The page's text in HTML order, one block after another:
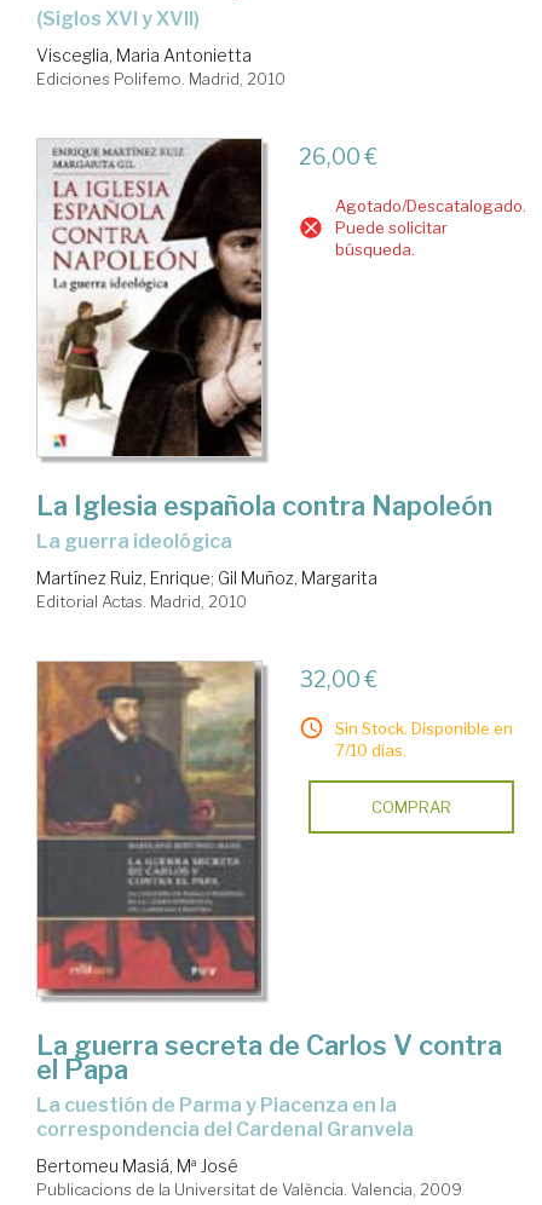
(siglos XVI y XVII)
Visceglia, Maria Antonietta
Ediciones Polifemo. Madrid, 2010
26,00 €
Agotado/Descatalogado.
Puede solicitar
búsqueda.
La Iglesia española contra Napoleón
la guerra ideológica
Martínez Ruiz, Enrique; Gil Muñoz, Margarita
Editorial Actas. Madrid, 2010
32,00 €
Sin Stock. Disponible en
7/10 días.
COMPRAR
La guerra secreta de Carlos V contra
el Papa
la cuestión de Parma y Piacenza en la
correspondencia del Cardenal Granvela
Bertomeu Masiá, Mª José
Publicacions de la Universitat de València. Valencia, 2009